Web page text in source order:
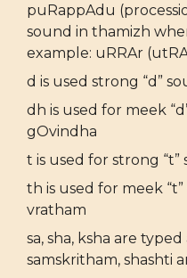
puRappAdu
sound in thamizh
example: uRRAr
d is used strong “d”
dh is used for meek
gOvindha
t is used for strong
th is used for meek
vratham
sa, sha, ksha are typed
samskritham, shashti